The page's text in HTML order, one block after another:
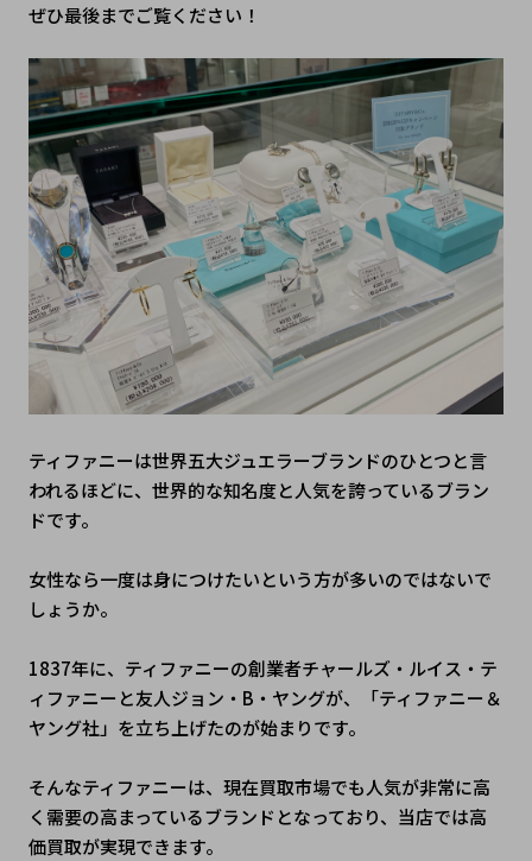
ぜひ最後までご覧ください！
ティファニーは世界五大ジュエラーブランドのひとつと言
われるほどに、世界的な知名度と人気を誇っているブラン
ドです。
女性なら一度は身につけたいという方が多いのではないで
しょうか。
1837年に、ティファニーの創業者チャールズ・ルイス・テ
ィファニーと友人ジョン・B・ヤングが、「ティファニー＆
ヤング社」を立ち上げたのが始まりです。
そんなティファニーは、現在買取市場でも人気が非常に高
く需要の高まっているブランドとなっており、当店では高
価買取が実現できます。